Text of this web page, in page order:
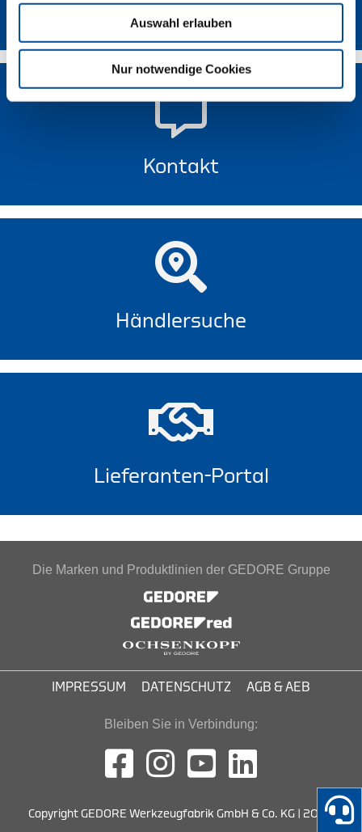
Auswahl erlauben
Nur notwendige Cookies
Newsletter
Kontakt
Händlersuche
Lieferanten-Portal
Die Marken und Produktlinien der GEDORE Gruppe
IMPRESSUM DATENSCHUTZ AGB & AEB
Bleiben Sie in Verbindung:
Copyright GEDORE Werkzeugfabrik GmbH & Co. KG | 2026